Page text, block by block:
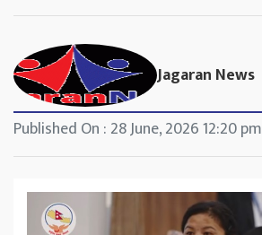
Jagaran News
Published On : 28 June, 2026 12:20 pm